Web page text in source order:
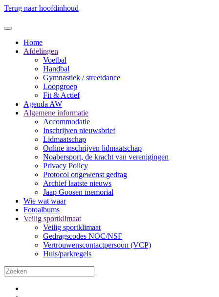
Terug naar hoofdinhoud
Home
Afdelingen
Voetbal
Handbal
Gymnastiek / streetdance
Loopgroep
Fit & Actief
Agenda AW
Algemene informatie
Accommodatie
Inschrijven nieuwsbrief
Lidmaatschap
Online inschrijven lidmaatschap
Noabersport, de kracht van verenigingen
Privacy Policy
Protocol ongewenst gedrag
Archief laatste nieuws
Jaap Goosen memorial
Wie wat waar
Fotoalbums
Veilig sportklimaat
Veilig sportklimaat
Gedragscodes NOC/NSF
Vertrouwenscontactpersoon (VCP)
Huis/parkregels